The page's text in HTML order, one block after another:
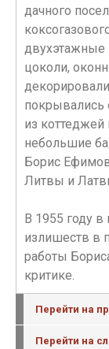
дачного
двухэтажные
цоколи,
покрывались
из
небольшие
Борис
Литвы и
В 1955 году в
излишеств в
работы
критике.
Перейти на
Перейти на